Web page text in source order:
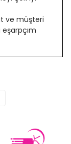
ve müşteri
eşarpçım